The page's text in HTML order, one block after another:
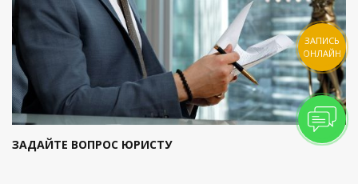
ЗАДАЙТЕ ВОПРОС ЮРИСТУ
ЗАПИСЬ
ОНЛАЙН